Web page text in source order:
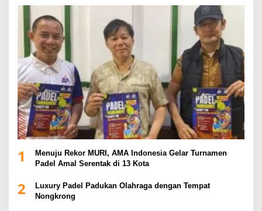
1
Menuju Rekor MURI, AMA Indonesia Gelar Turnamen
Padel Amal Serentak di 13 Kota
2
Luxury Padel Padukan Olahraga dengan Tempat
Nongkrong